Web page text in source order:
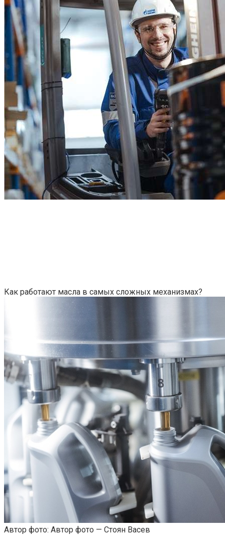
Как работают масла в самых сложных механизмах?
Автор фото: Автор фото — Стоян Васев